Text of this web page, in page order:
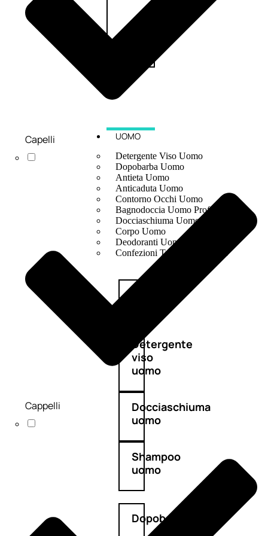
UOMO
Detergente Viso Uomo
Dopobarba Uomo
Antieta Uomo
Anticaduta Uomo
Contorno Occhi Uomo
Bagnodoccia Uomo Profumi
Docciaschiuma Uomo
Corpo Uomo
Deodoranti Uomo
Confezioni Trattamenti Uomo
Detergente
viso
uomo
Docciaschiuma
uomo
Shampoo
uomo
Dopobarba
Capelli
Cappelli